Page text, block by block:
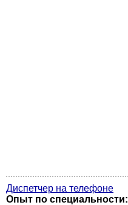
Диспетчер на телефоне
Опыт по специальности: